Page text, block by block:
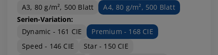
A3, 80 g/m², 500 Blatt
A4, 80 g/m², 500 Blatt
Serien-Variation:
Dynamic - 161 CIE
Premium - 168 CIE
Speed - 146 CIE
Star - 150 CIE